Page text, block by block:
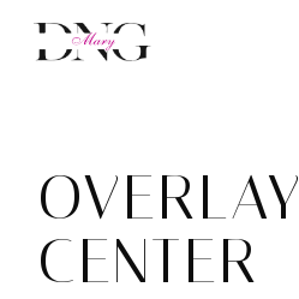
OVERLAY
CENTER